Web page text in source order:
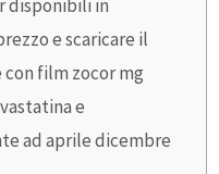
disponibili in
e scaricare il
film zocor mg
e
ad aprile dicembre